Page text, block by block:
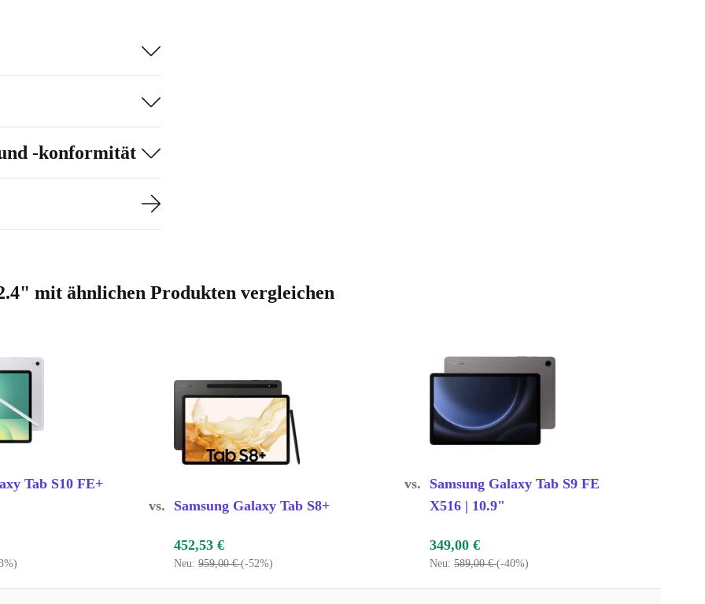
und
– egal ob
8 MP
bis zu 1 TB
5.3 für
Tab
erhältst du
-konformität
mit ähnlichen Produkten vergleichen
Tab S10 FE+
vs. Samsung Galaxy Tab S8+
vs.
Samsung Galaxy Tab S9 FE
X516 | 10.9"
452,53 €
Neu: 959,00 €(-52%)
349,00 €
Neu: 589,00 €(-40%)